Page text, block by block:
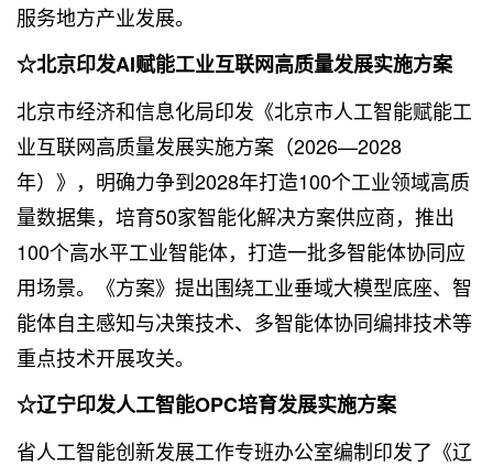
服务地方产业发展。
☆北京印发AI赋能工业互联网高质量发展实施方案
北京市经济和信息化局印发《北京市人工智能赋能工
业互联网高质量发展实施方案（2026—2028
年）》，明确力争到2028年打造100个工业领域高质
量数据集，培育50家智能化解决方案供应商，推出
100个高水平工业智能体，打造一批多智能体协同应
用场景。《方案》提出围绕工业垂域大模型底座、智
能体自主感知与决策技术、多智能体协同编排技术等
重点技术开展攻关。
☆辽宁印发人工智能OPC培育发展实施方案
省人工智能创新发展工作专班办公室编制印发了《辽